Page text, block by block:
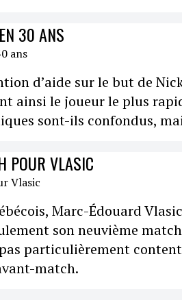
30 ANS
d’aide sur le but de
ainsi le joueur le plus
sont-ils confondus,
POUR VLASIC
Marc-Édouard
son neuvième
particulièrement
match.